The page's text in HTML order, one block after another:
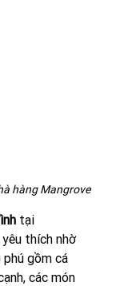
hàng Mangrove
tại
thích nhờ
gồm cá
các món